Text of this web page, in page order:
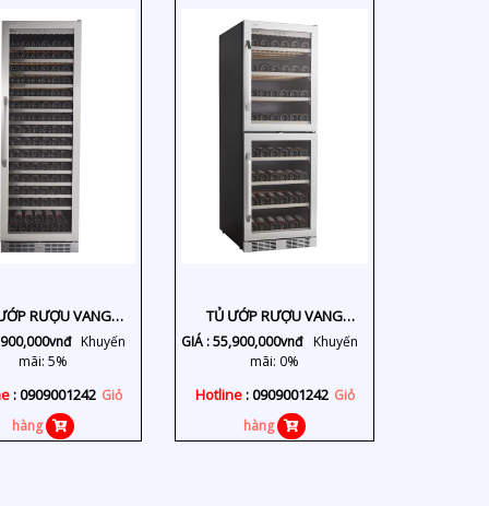
RƯỢU VANG
KSJ168EW
vnđ Khuyến
mãi: 5%
: 0909001242 Giỏ
hàng
TỦ ƯỚP RƯỢU VANG
KA165T
GIÁ :55,900,000vnđ Khuyến
mãi: 0%
Hotline: 0909001242 Giỏ
hàng